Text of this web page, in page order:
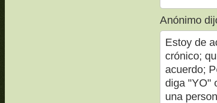
Anónimo
Estoy de
crónico;
acuerdo;
diga "YO"
una